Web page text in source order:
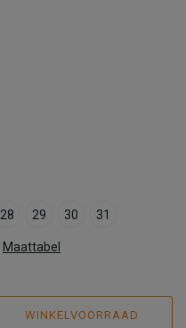
28 29 30 31
Maattabel
WINKELVOORRAAD